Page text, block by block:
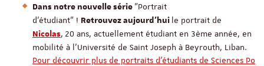
Dans notre nouvelle série "Portrait
d'étudiant" ! Retrouvez aujourd'hui le portrait de
Nicolas, 20 ans, actuellement étudiant en 3ème année, en
mobilité à l'Université de Saint Joseph à Beyrouth, Liban.
Pour découvrir plus de portraits d'étudiants de Sciences Po